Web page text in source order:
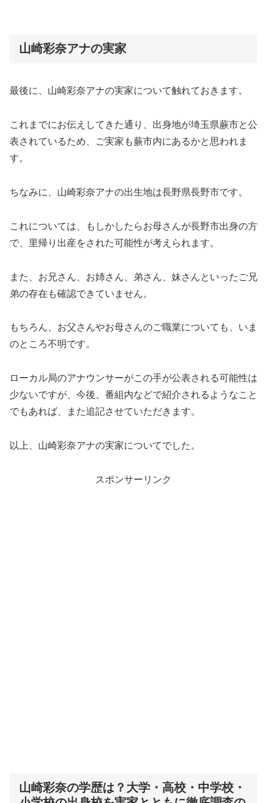
山崎彩奈アナの実家
最後に、山崎彩奈アナの実家について触れておきます。
これまでにお伝えしてきた通り、出身地が埼玉県蕨市と公
表されているため、ご実家も蕨市内にあるかと思われま
す。
ちなみに、山崎彩奈アナの出生地は長野県長野市です。
これについては、もしかしたらお母さんが長野市出身の方
で、里帰り出産をされた可能性が考えられます。
また、お兄さん、お姉さん、弟さん、妹さんといったご兄
弟の存在も確認できていません。
もちろん、お父さんやお母さんのご職業についても、いま
のところ不明です。
ローカル局のアナウンサーがこの手が公表される可能性は
少ないですが、今後、番組内などで紹介されるようなこと
でもあれば、また追記させていただきます。
以上、山崎彩奈アナの実家についてでした。
スポンサーリンク
山崎彩奈の学歴は？大学・高校・中学校・